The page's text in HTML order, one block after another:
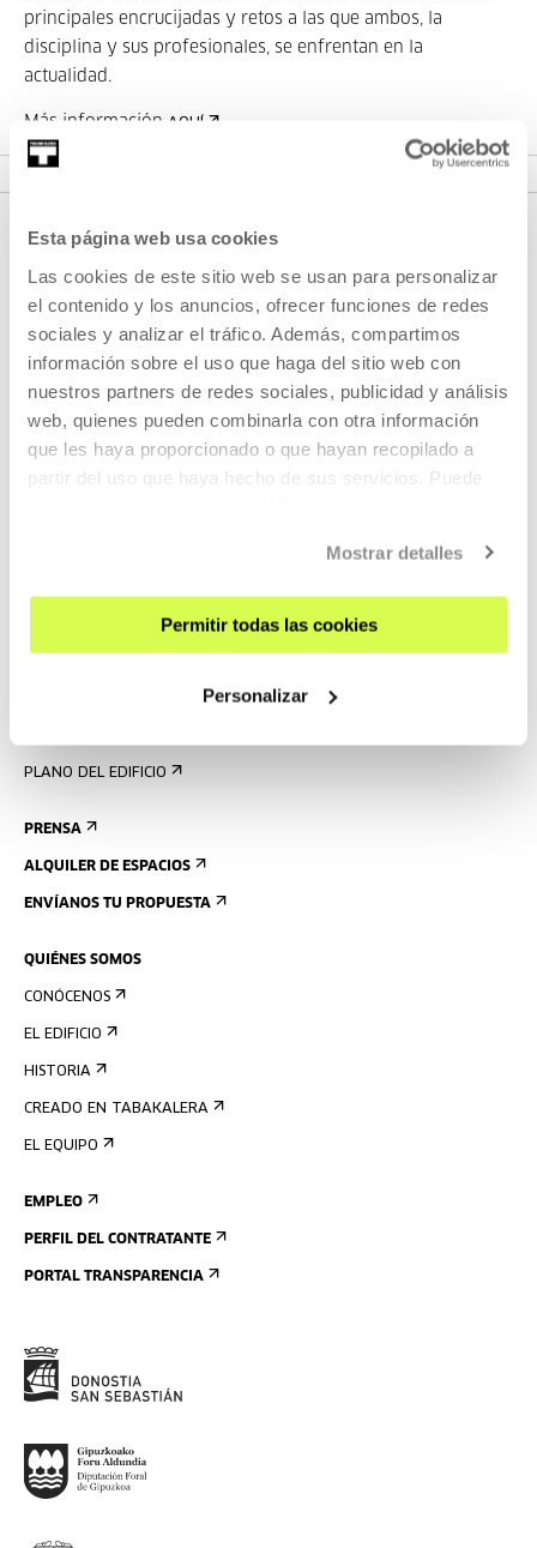
Esta página web usa cookies
Las cookies de este sitio web se usan para personalizar
el contenido y los anuncios, ofrecer funciones de redes
sociales y analizar el tráfico. Además, compartimos
información sobre el uso que haga del sitio web con
nuestros partners de redes sociales, publicidad y análisis
web, quienes pueden combinarla con otra información
que les haya proporcionado o que hayan recopilado a
partir del uso que haya hecho de sus servicios. Puede
Mostrar detalles
Permitir todas las cookies
Personalizar
principales encrucijadas y retos a las que ambos, la
disciplina y sus profesionales, se enfrentan en la
actualidad.
Más información AQUÍ
REGÍSTRATE AL BOLETÍN
AGENDA
PLANO DEL EDIFICIO
PRENSA
ALQUILER DE ESPACIOS
ENVÍANOS TU PROPUESTA
QUIÉNES SOMOS
CONÓCENOS
EL EDIFICIO
HISTORIA
CREADO EN TABAKALERA
EL EQUIPO
EMPLEO
PERFIL DEL CONTRATANTE
PORTAL TRANSPARENCIA